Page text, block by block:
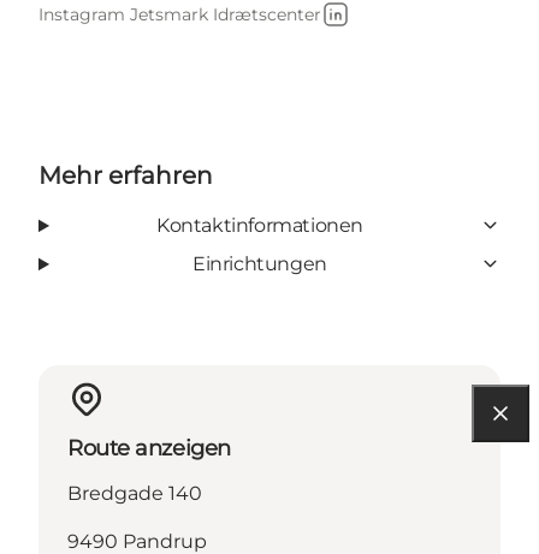
Instagram Jetsmark Idrætscenter
LinkedIn
Mehr erfahren
Kontaktinformationen
Einrichtungen
Route anzeigen
Bredgade 140
9490 Pandrup